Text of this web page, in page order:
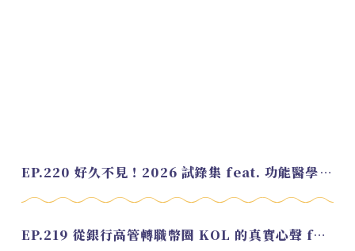
EP.220 好久不見！2026 試錄集 feat. 功能醫學營養師 美寶
EP.219 從銀行高管轉職幣圈 KOL 的真實心聲 feat.龜大